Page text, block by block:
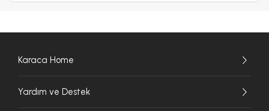
Karaca Home
Yardım ve Destek